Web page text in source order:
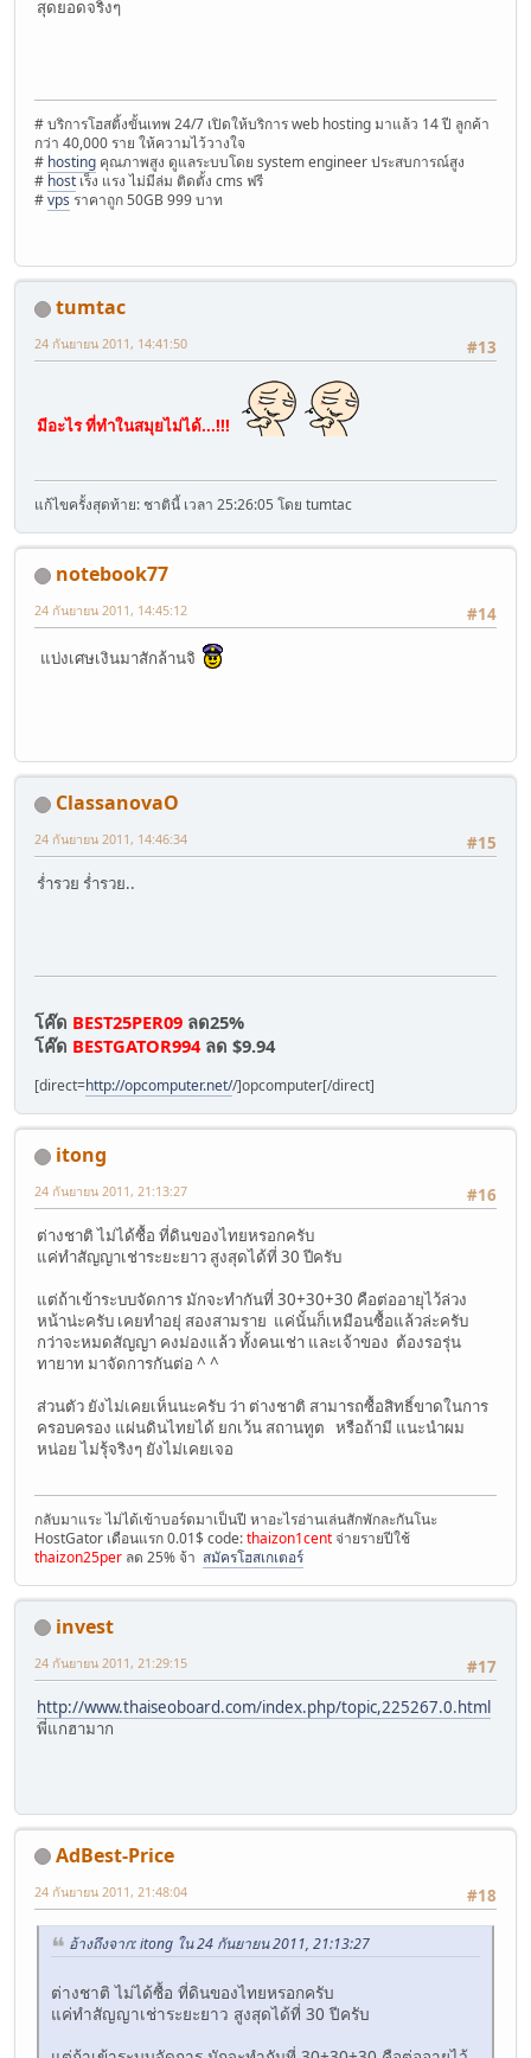
สุดยอดจริงๆ
# บริการโฮสติ้งขั้นเทพ 24/7 เปิดให้บริการ web hosting มาแล้ว 14 ปี ลูกค้า
กว่า 40,000 ราย ให้ความไว้วางใจ
# hosting คุณภาพสูง ดูแลระบบโดย system engineer ประสบการณ์สูง
# host เร็ง แรง ไม่มีล่ม ติดตั้ง cms ฟรี
#vps ราคาถูก 50GB 999 บาท
tumtac
#13
24 กันยายน 2011, 14:41:50
มีอะไร ที่ทำในสมุยไม่ได้...!!!
แก้ไขครั้งสุดท้าย: ชาตินี้ เวลา 25:26:05 โดย tumtac
notebook77
#14
24 กันยายน 2011, 14:45:12
แบ่งเศษเงินมาสักล้านจิ
ClassanovaO
#15
24 กันยายน 2011, 14:46:34
ร่ำรวย ร่ำรวย..
โค๊ด BEST25PER09 ลด25%
โค๊ด BESTGATOR994 ลด $9.94
[direct=http://opcomputer.net//]opcomputer[/direct]
itong
#16
24 กันยายน 2011, 21:13:27
ต่างชาติ ไม่ได้ซื้อ ที่ดินของไทยหรอกครับ
แค่ทำสัญญาเช่าระยะยาว สูงสุดได้ที่ 30 ปีครับ
แต่ถ้าเข้าระบบจัดการ มักจะทำกันที่ 30+30+30 คือต่ออายุไว้ล่วง
หน้าน่ะครับ เคยทำอยุ่ สองสามราย แค่นั้นก็เหมือนซื้อแล้วล่ะครับ
กว่าจะหมดสัญญา คงม่องแล้ว ทั้งคนเช่า และเจ้าของ ต้องรอรุ่น
ทายาท มาจัดการกันต่อ ^ ^
ส่วนตัว ยังไม่เคยเห็นนะครับ ว่า ต่างชาติ สามารถซื้อสิทธิ์ขาดในการ
ครอบครอง แผ่นดินไทยได้ ยกเว้น สถานทูต หรือถ้ามี แนะนำผม
หน่อย ไม่รุ้จริงๆ ยังไม่เคยเจอ
กลับมาแระ ไม่ได้เข้าบอร์ดมาเป็นปี หาอะไรอ่านเล่นสักพักละกันโนะ
HostGator เดือนแรก 0.01$ code:thaizon1centจ่ายรายปีใช้
thaizon25per ลด 25% จ้า สมัครโฮสเกเตอร์
invest
#17
24 กันยายน 2011, 21:29:15
http://www.thaiseoboard.com/index.php/topic,225267.0.html
พี่แกฮามาก
AdBest-Price
#18
24 กันยายน 2011, 21:48:04
อ้างถึงจาก: itong ใน 24 กันยายน 2011, 21:13:27
ต่างชาติ ไม่ได้ซื้อ ที่ดินของไทยหรอกครับ
แค่ทำสัญญาเช่าระยะยาว สูงสุดได้ที่ 30 ปีครับ